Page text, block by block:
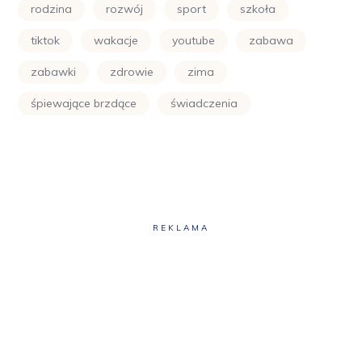
rodzina rozwój sport szkoła
tiktok wakacje youtube zabawa
zabawki zdrowie zima
śpiewające brzdące świadczenia
REKLAMA